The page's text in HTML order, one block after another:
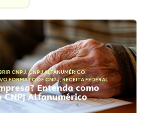
CNPJ,CNPJ ALFANUMÉRICO,
FORMATO DE CNPJ,RECEITA FEDERAL
Entenda como
Alfanumérico